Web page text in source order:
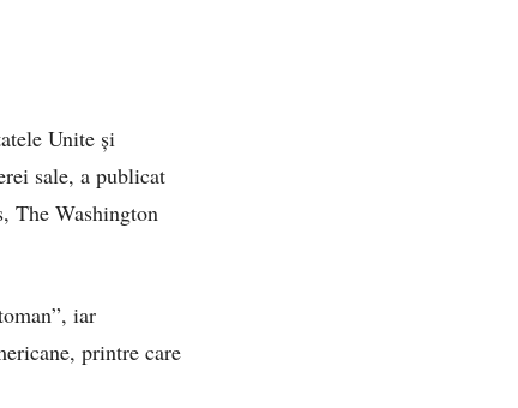
Unite și
sale, a publicat
The Washington
iar
printre care